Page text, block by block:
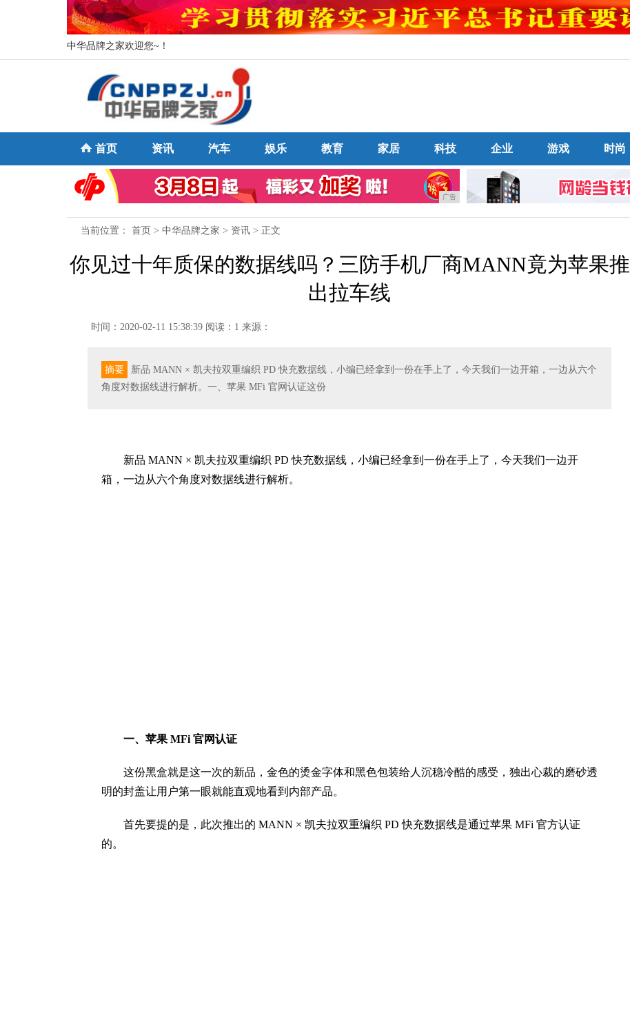
中华品牌之家欢迎您~！
首页 资讯 汽车 娱乐 教育 家居 科技 企业 游戏 时尚
广告
当前位置： 首页 > 中华品牌之家 > 资讯 > 正文
你见过十年质保的数据线吗？三防手机厂商MANN竟为苹果推
出拉车线
时间：2020-02-11 15:38:39 阅读：1 来源：
摘要
新品 MANN × 凯夫拉双重编织 PD 快充数据线，小编已经拿到一份在手上了，今天我们一边开箱，一边从六个
角度对数据线进行解析。一、苹果 MFi 官网认证这份
新品 MANN × 凯夫拉双重编织 PD 快充数据线，小编已经拿到一份在手上了，今天我们一边开
箱，一边从六个角度对数据线进行解析。
一、苹果 MFi 官网认证
这份黑盒就是这一次的新品，金色的烫金字体和黑色包装给人沉稳冷酷的感受，独出心裁的磨砂透
明的封盖让用户第一眼就能直观地看到内部产品。
首先要提的是，此次推出的 MANN × 凯夫拉双重编织 PD 快充数据线是通过苹果 MFi 官方认证
的。